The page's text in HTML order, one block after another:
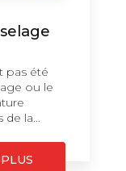
pas été
ou le
la...